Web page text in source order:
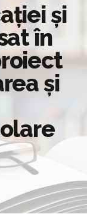
și
în
și